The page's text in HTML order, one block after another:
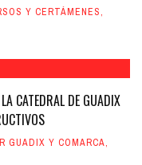
Y CERTÁMENES,
CATEDRAL DE GUADIX
GUADIX Y COMARCA,